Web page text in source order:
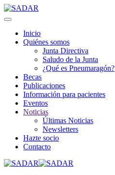
Inicio
Quiénes somos
Junta Directiva
Saludo de la Junta
¿Qué es Pneumaragón?
Becas
Publicaciones
Información para pacientes
Eventos
Noticias
Últimas Noticias
Newsletters
Hazte socio
Contacto